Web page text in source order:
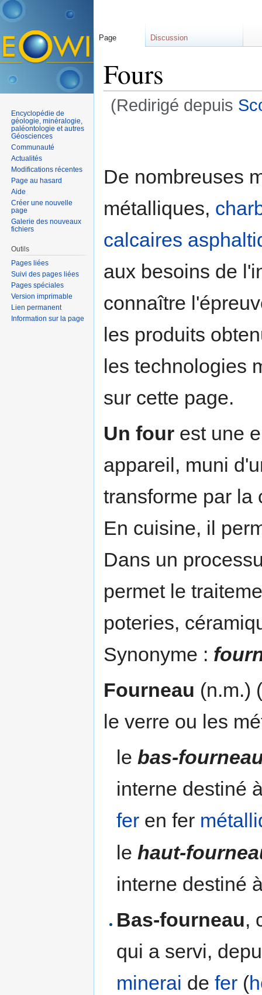
Fours
(Redirigé depuis
De nombreuses
métalliques,
calcaires
aux besoins de
connaître
les produits
les technologies
sur cette page.
Un four est une
appareil, muni
transforme par la
En cuisine, il
Dans un
permet le
poteries,
Synonyme :
Fourneau (n.m.)
le verre ou les
le bas-
interne destiné
fer en fer
le haut-
interne destiné
Bas-fourneau,
qui a servi,
minerai defer (
Page Discussion
Encyclopédie de
géologie, minéralogie,
paléontologie et autres
Géosciences
Communauté
Actualités
Modifications récentes
Page au hasard
Aide
Créer une nouvelle
page
Galerie des nouveaux
fichiers
Outils
Pages liées
Suivi des pages liées
Pages spéciales
Version imprimable
Lien permanent
Information sur la page